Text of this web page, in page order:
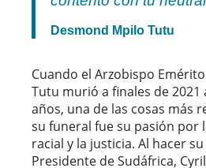
Desmond Mpilo Tutu
Cuando el Arzobispo
Tutu murió a finales de 2021
años, una de las cosas más
su funeral fue su pasión por
racial y la justicia. Al hacer
Presidente de Sudáfrica,